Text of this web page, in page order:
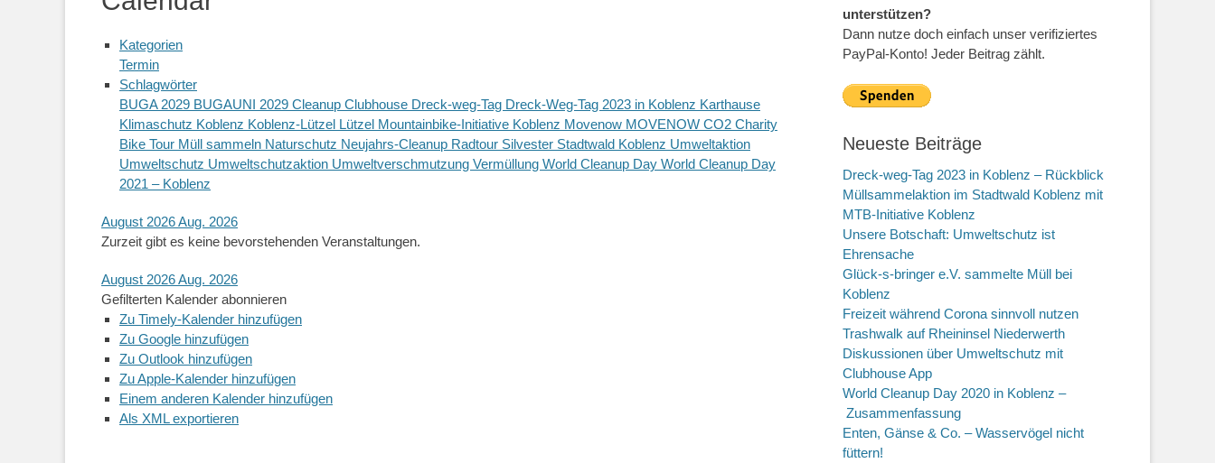
Kategorien
Termin
Schlagwörter
BUGA 2029 BUGAUNI 2029 Cleanup Clubhouse Dreck-weg-Tag Dreck-Weg-Tag 2023 in Koblenz Karthause
Klimaschutz Koblenz Koblenz-Lützel Lützel Mountainbike-Initiative Koblenz Movenow MOVENOW CO2 Charity
Bike Tour Müll sammeln Naturschutz Neujahrs-Cleanup Radtour Silvester Stadtwald Koblenz Umweltaktion
Umweltschutz Umweltschutzaktion Umweltverschmutzung Vermüllung World Cleanup Day World Cleanup Day
2021 – Koblenz
August 2026Aug. 2026
Zurzeit gibt es keine bevorstehenden Veranstaltungen.
August 2026Aug. 2026
Gefilterten Kalender abonnieren
Zu Timely-Kalender hinzufügen
Zu Google hinzufügen
Zu Outlook hinzufügen
Zu Apple-Kalender hinzufügen
Einem anderen Kalender hinzufügen
Als XML exportieren
unterstützen?
Dann nutze doch einfach unser verifiziertes
PayPal-Konto! Jeder Beitrag zählt.
Neueste Beiträge
Dreck-weg-Tag 2023 in Koblenz – Rückblick
Müllsammelaktion im Stadtwald Koblenz mit
MTB-Initiative Koblenz
Unsere Botschaft: Umweltschutz ist
Ehrensache
Glück-s-bringer e.V. sammelte Müll bei
Koblenz
Freizeit während Corona sinnvoll nutzen
Trashwalk auf Rheininsel Niederwerth
Diskussionen über Umweltschutz mit
Clubhouse App
World Cleanup Day 2020 in Koblenz –
Zusammenfassung
Enten, Gänse & Co. – Wasservögel nicht
füttern!